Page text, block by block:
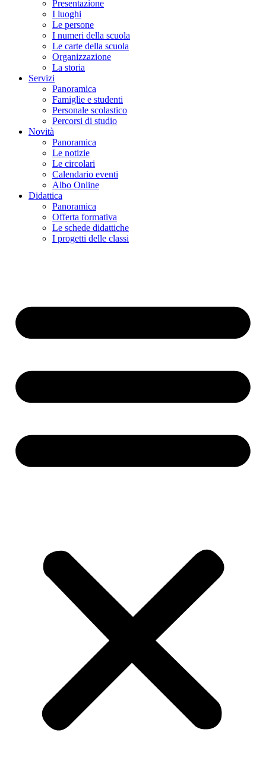
Presentazione
I luoghi
Le persone
I numeri della scuola
Le carte della scuola
Organizzazione
La storia
Servizi
Panoramica
Famiglie e studenti
Personale scolastico
Percorsi di studio
Novità
Panoramica
Le notizie
Le circolari
Calendario eventi
Albo Online
Didattica
Panoramica
Offerta formativa
Le schede didattiche
I progetti delle classi